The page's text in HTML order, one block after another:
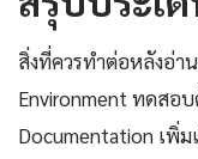
สิ่งที่ควรทำต่อหลังอ่า
Environment ทดสอ
Documentation เพิ่ม